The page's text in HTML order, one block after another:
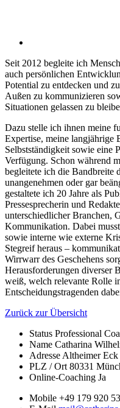
Seit 2012 begleite ich
auch persönlichen
Potential zu entdecken und
Außen zu kommunizieren
Situationen gelassen zu
Dazu stelle ich ihnen meine
Expertise, meine langjährige
Selbstständigkeit sowie eine
Verfügung. Schon während
begleitete ich die Bandbreite
unangenehmen oder gar
gestaltete ich 20 Jahre als
Pressesprecherin und
unterschiedlicher Branchen,
Kommunikation. Dabei
sowie interne wie externe
Stegreif heraus –
Wirrwarr des Geschehens
Herausforderungen diverser
weiß, welch relevante Rolle
Entscheidungstragenden
Zurück zur Übersicht
Status Professional
Name Catharina
Adresse Altheimer Eck
PLZ / Ort 80331
Online-Coaching Ja
Mobile +49 179 920